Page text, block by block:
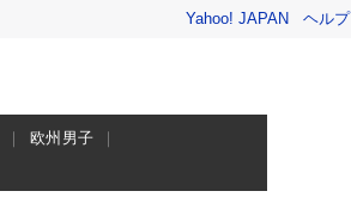
Yahoo! JAPAN ヘルプ
欧州男子